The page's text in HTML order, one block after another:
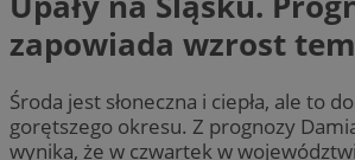
zapowiada wzrost
Środa jest słoneczna i ciepła, ale to
gorętszego okresu. Z prognozy
wynika, że w czwartek w